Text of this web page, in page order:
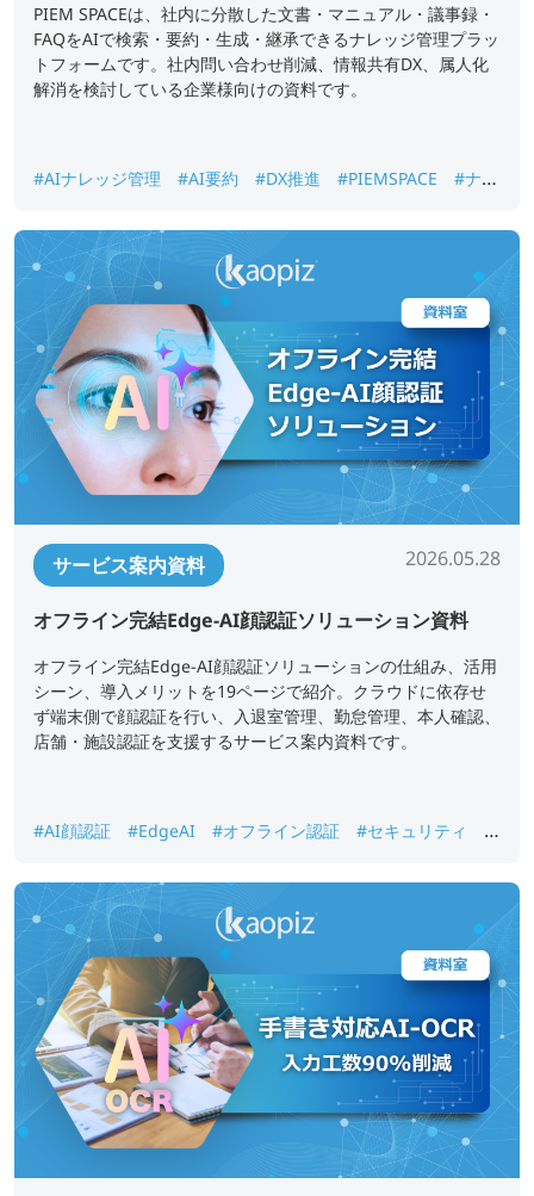
PIEM SPACEは、社内に分散した文書・マニュアル・議事録・
FAQをAIで検索・要約・生成・継承できるナレッジ管理プラッ
トフォームです。社内問い合わせ削減、情報共有DX、属人化
解消を検討している企業様向けの資料です。
#AIナレッジ管理 #AI要約 #DX推進 #PIEMSPACE
#ナレ
サービス案内資料 2026.05.28
オフライン完結Edge-AI顔認証ソリューション資料
オフライン完結Edge-AI顔認証ソリューションの仕組み、活用
シーン、導入メリットを19ページで紹介。クラウドに依存せ
ず端末側で顔認証を行い、入退室管理、勤怠管理、本人確認、
店舗・施設認証を支援するサービス案内資料です。
#AI顔認証 #EdgeAI #オフライン認証 #セキュリティ
#